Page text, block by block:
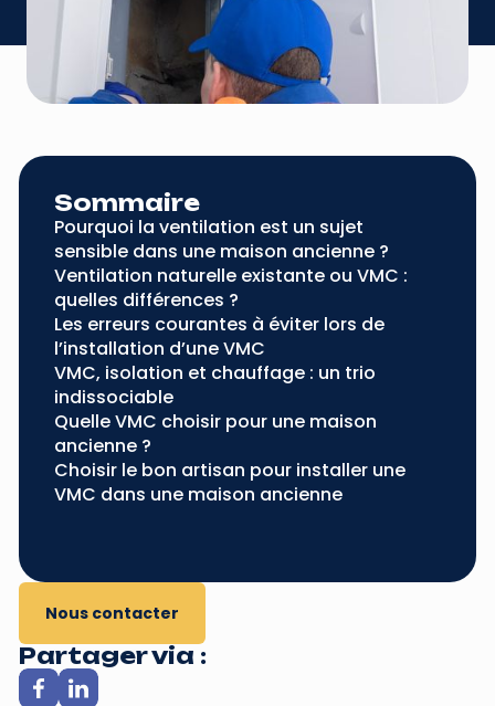
Sommaire
Pourquoi la ventilation est un sujet
sensible dans une maison ancienne ?
Ventilation naturelle existante ou VMC :
quelles différences ?
Les erreurs courantes à éviter lors de
l’installation d’une VMC
VMC, isolation et chauffage : un trio
indissociable
Quelle VMC choisir pour une maison
ancienne ?
Choisir le bon artisan pour installer une
VMC dans une maison ancienne
Nous contacter
Partager via :